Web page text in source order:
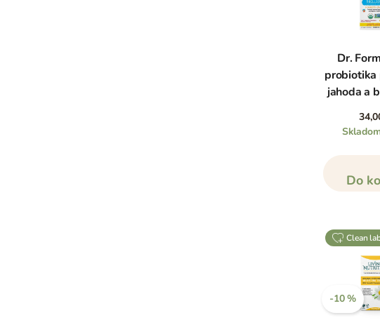
Dr.
probiotika
jahoda a
Do
clean
-10 %